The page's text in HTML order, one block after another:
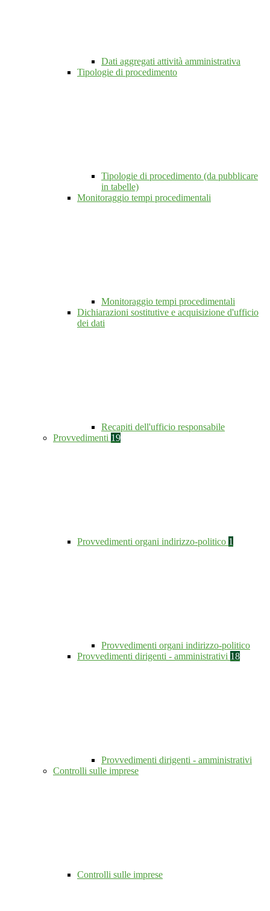
Dati aggregati attività amministrativa
Tipologie di procedimento
Tipologie di procedimento (da pubblicare
in tabelle)
Monitoraggio tempi procedimentali
Monitoraggio tempi procedimentali
Dichiarazioni sostitutive e acquisizione d'ufficio
dei dati
Recapiti dell'ufficio responsabile
Provvedimenti 19
Provvedimenti organi indirizzo-politico 1
Provvedimenti organi indirizzo-politico
Provvedimenti dirigenti - amministrativi 18
Provvedimenti dirigenti - amministrativi
Controlli sulle imprese
Controlli sulle imprese